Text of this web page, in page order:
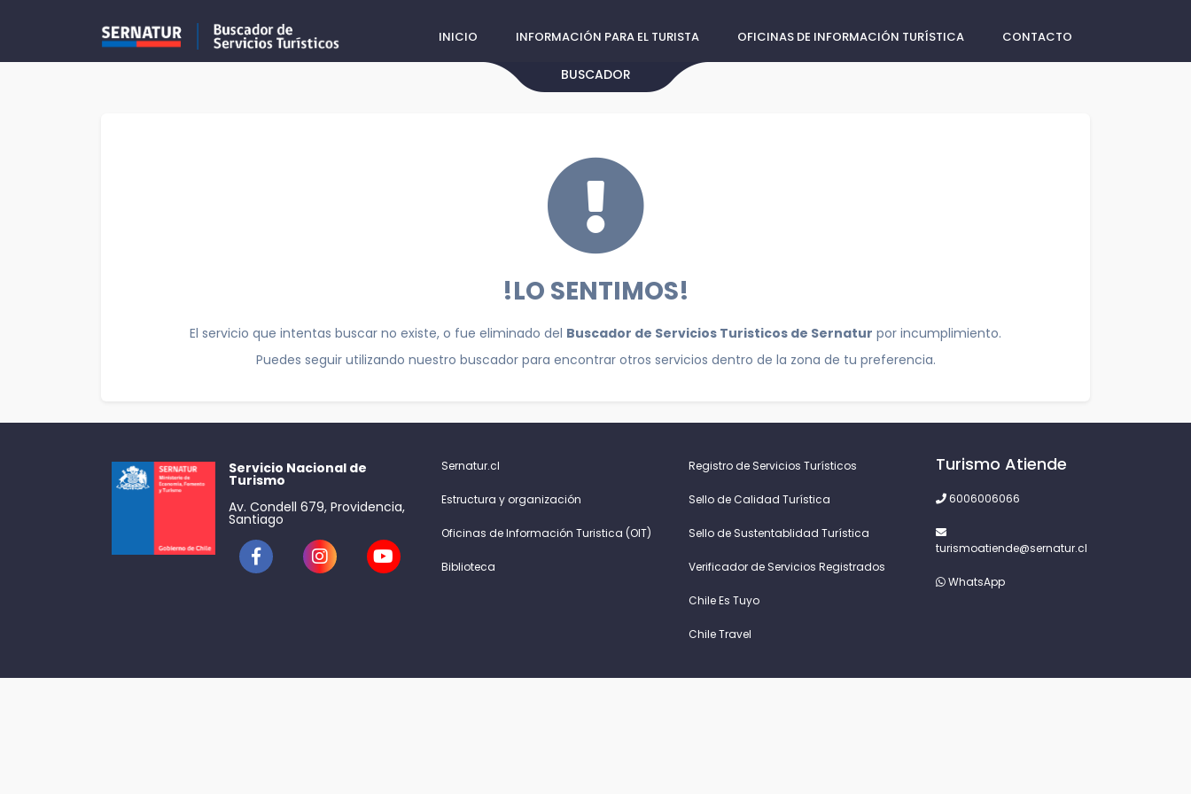
INICIO INFORMACIÓN PARA EL TURISTA OFICINAS DE INFORMACIÓN TURÍSTICA CONTACTO
BUSCADOR
!LO SENTIMOS!
El servicio que intentas buscar no existe, o fue eliminado del Buscador de Servicios Turisticos de Sernatur por incumplimiento.
Puedes seguir utilizando nuestro buscador para encontrar otros servicios dentro de la zona de tu preferencia.
Servicio Nacional de
Turismo
Av. Condell 679, Providencia,
Santiago
Sernatur.cl
Estructura y organización
Oficinas de Información Turistica (OIT)
Biblioteca
Registro de Servicios Turísticos
Sello de Calidad Turística
Sello de Sustentablidad Turística
Verificador de Servicios Registrados
Chile Es Tuyo
Chile Travel
Turismo Atiende
6006006066
turismoatiende@sernatur.cl
WhatsApp